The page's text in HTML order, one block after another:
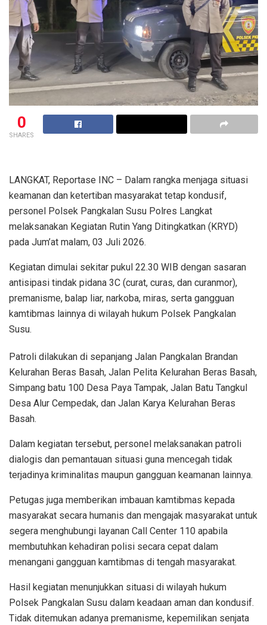
0
SHARES
LANGKAT, Reportase INC – Dalam rangka menjaga situasi
keamanan dan ketertiban masyarakat tetap kondusif,
personel Polsek Pangkalan Susu Polres Langkat
melaksanakan Kegiatan Rutin Yang Ditingkatkan (KRYD)
pada Jum’at malam, 03 Juli 2026.
Kegiatan dimulai sekitar pukul 22.30 WIB dengan sasaran
antisipasi tindak pidana 3C (curat, curas, dan curanmor),
premanisme, balap liar, narkoba, miras, serta gangguan
kamtibmas lainnya di wilayah hukum Polsek Pangkalan
Susu.
Patroli dilakukan di sepanjang Jalan Pangkalan Brandan
Kelurahan Beras Basah, Jalan Pelita Kelurahan Beras Basah,
Simpang batu 100 Desa Paya Tampak, Jalan Batu Tangkul
Desa Alur Cempedak, dan Jalan Karya Kelurahan Beras
Basah.
Dalam kegiatan tersebut, personel melaksanakan patroli
dialogis dan pemantauan situasi guna mencegah tidak
terjadinya kriminalitas maupun gangguan keamanan lainnya.
Petugas juga memberikan imbauan kamtibmas kepada
masyarakat secara humanis dan mengajak masyarakat untuk
segera menghubungi layanan Call Center 110 apabila
membutuhkan kehadiran polisi secara cepat dalam
menangani gangguan kamtibmas di tengah masyarakat.
Hasil kegiatan menunjukkan situasi di wilayah hukum
Polsek Pangkalan Susu dalam keadaan aman dan kondusif.
Tidak ditemukan adanya premanisme, kepemilikan senjata